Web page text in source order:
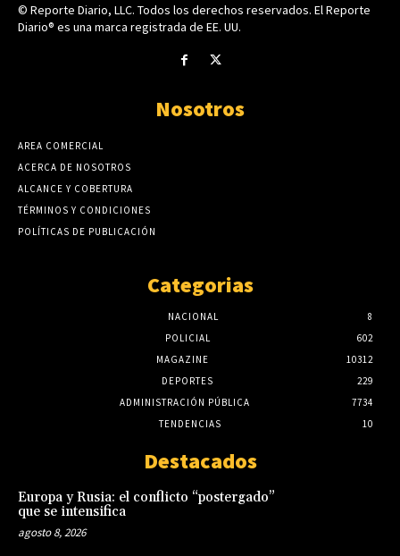
© Reporte Diario, LLC. Todos los derechos reservados. El Reporte
Diario® es una marca registrada de EE. UU.
Nosotros
AREA COMERCIAL
ACERCA DE NOSOTROS
ALCANCE Y COBERTURA
TÉRMINOS Y CONDICIONES
POLÍTICAS DE PUBLICACIÓN
Categorias
NACIONAL
8
POLICIAL
602
MAGAZINE
10312
DEPORTES
229
ADMINISTRACIÓN PÚBLICA
7734
TENDENCIAS
10
Destacados
Europa y Rusia: el conflicto “postergado”
que se intensifica
agosto 8, 2026